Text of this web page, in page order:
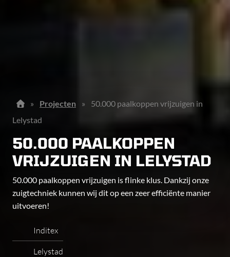
» Projecten »
50.000 paalkoppen vrijzuigen in
Lelystad
50.000 PAALKOPPEN
VRIJZUIGEN IN LELYSTAD
50.000 paalkoppen vrijzuigen is flinke klus. Dankzij onze
zuigtechniek kunnen wij dit op een zeer efficiënte manier
uitvoeren!
Inditex
Lelystad